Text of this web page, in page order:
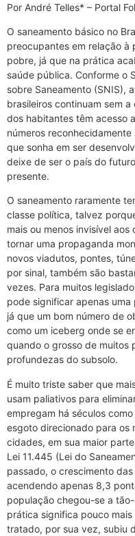
Por André Telles* – Portal
O saneamento básico no
preocupantes em relação à
pobre, já que na prática
saúde pública. Conforme o
sobre Saneamento (SNIS),
brasileiros continuam sem
dos habitantes têm acesso
números
que sonha em ser
deixe de ser o país do
presente.
O saneamento raramente
classe política, talvez
mais ou menos invisível
tornar uma propaganda
novos viadutos, pontes,
por sinal, também são
vezes. Para muitos
pode significar apenas
já que um bom número de
como um iceberg onde se
quando o grosso de muitos
profundezas do subsolo.
É muito triste saber que
usam paliativos para
empregam há séculos
esgoto direcionado para os
cidades, em sua maior
Lei 11.445 (Lei do
passado, o crescimento
acendendo apenas 8,3
população chegou-se a
prática significa pouco
tratado, por sua vez, subiu